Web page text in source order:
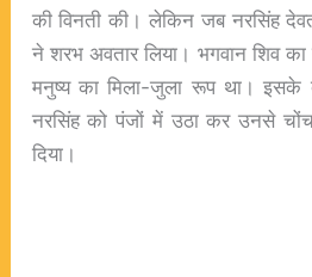
की विनती की। लेकिन जब नरसिंह
ने शरभ अवतार लिया। भगवान शिव
मनुष्य का मिला-जुला रूप था। इसके
नरसिंह को पंजों में उठा कर उनसे
दिया।